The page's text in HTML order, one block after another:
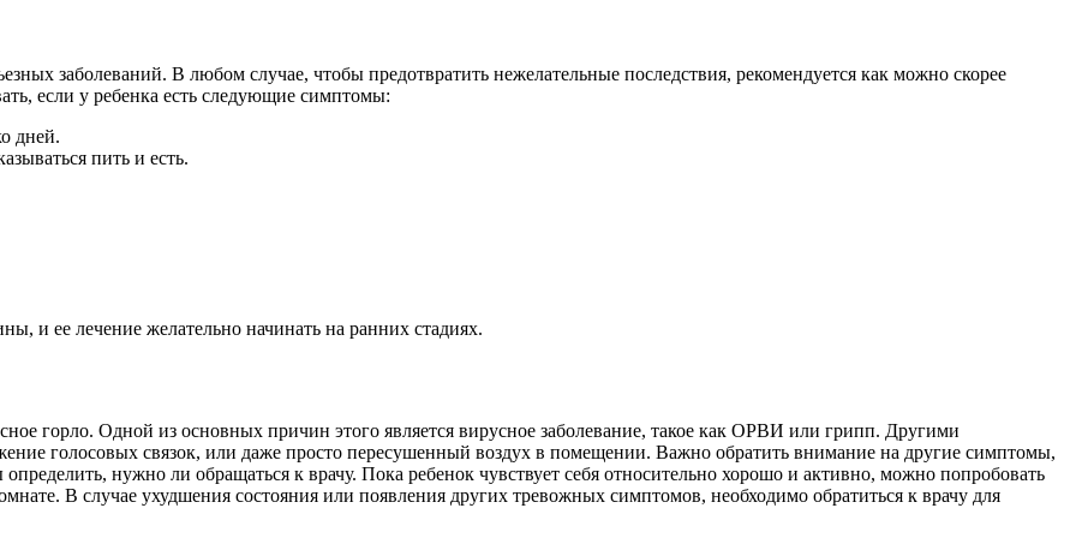
заболеваний. В любом случае, чтобы предотвратить нежелательные последствия, рекомендуется как можно скорее
если у ребенка есть следующие симптомы:
дней.
пить и есть.
и ее лечение желательно начинать на ранних стадиях.
горло. Одной из основных причин этого является вирусное заболевание, такое как ОРВИ или грипп. Другими
голосовых связок, или даже просто пересушенный воздух в помещении. Важно обратить внимание на другие симптомы,
нужно ли обращаться к врачу. Пока ребенок чувствует себя относительно хорошо и активно, можно попробовать
В случае ухудшения состояния или появления других тревожных симптомов, необходимо обратиться к врачу для